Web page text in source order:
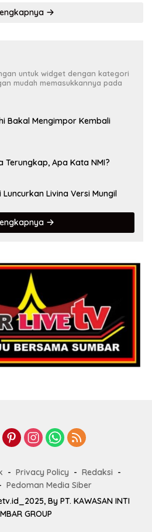
untuk widget dengan kategori
mudah memasukkannya pada
Bakal Mengimpor Kembali
Terungkap, Apa Kata NMI?
Livina Versi Mungil
Privacy Policy
Redaksi
Pedoman Media Siber
By PT. KAWASAN INTI
GROUP